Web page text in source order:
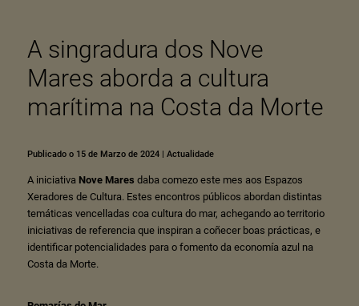
A singradura dos Nove
Mares aborda a cultura
marítima na Costa da Morte
Publicado o 15 de Marzo de 2024| Actualidade
A iniciativa Nove Mares daba comezo este mes aos Espazos
Xeradores de Cultura. Estes encontros públicos abordan distintas
temáticas vencelladas coa cultura do mar, achegando ao territorio
iniciativas de referencia que inspiran a coñecer boas prácticas, e
identificar potencialidades para o fomento da economía azul na
Costa da Morte.